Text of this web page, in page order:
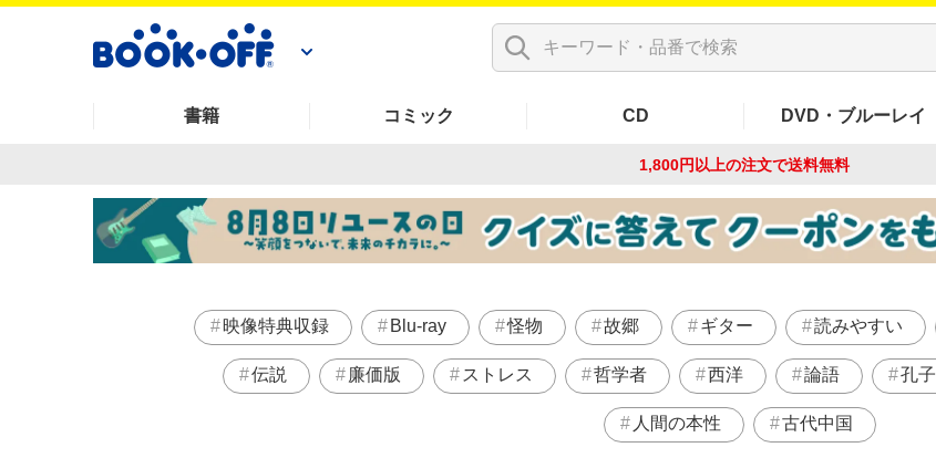
書籍 コミック CD DVD・ブルーレイ
1,800円以上の注文で送料無料
映像特典収録 Blu-ray 怪物 故郷 ギター 読みやすい
伝説 廉価版 ストレス 哲学者 西洋 論語 孔子
人間の本性 古代中国